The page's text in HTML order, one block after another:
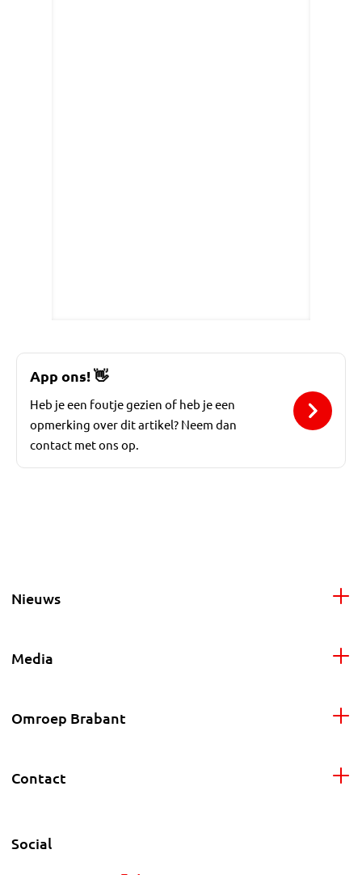
App ons!👋
Heb je een foutje gezien of heb je een
opmerking over dit artikel? Neem dan
contact met ons op.
Nieuws
Media
Omroep Brabant
Contact
Social